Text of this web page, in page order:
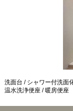
洗面台 / シャワー付洗面
温水洗浄便座 / 暖房便座